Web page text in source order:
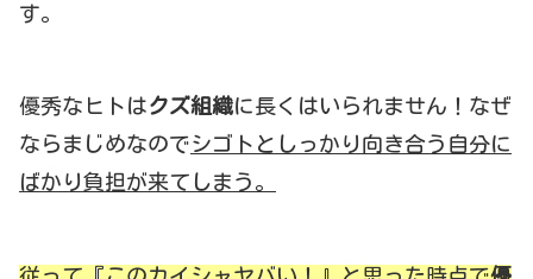
す。
優秀なヒトはクズ組織に長くはいられません！なぜ
ならまじめなのでシゴトとしっかり向き合う自分に
ばかり負担が来てしまう。